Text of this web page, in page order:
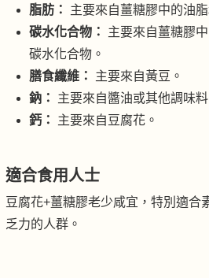
脂肪：
主要來自薑糖膠中的油
碳水化合物：
主要來自薑糖膠
碳水化合物。
膳食纖維：
主要來自黃豆。
鈉：
主要來自醬油或其他調味料
鈣：
主要來自豆腐花。
適合食用人士
豆腐花+薑糖膠老少咸宜，特別適合
乏力的人群。